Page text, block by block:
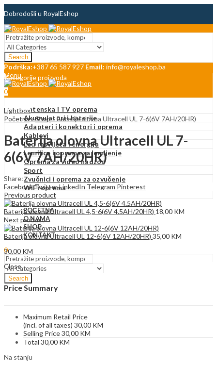
Dobrodošli u RoyalEshop
Blog
Kontakt
Search
Podrška:+387 65 587 927 Email: info@royaleshop.ba
Menu
0
Kategorije proizvoda
Antenska i TV oprema
Akumulatori i baterije
Adapteri i konektori i oprema
Kablovi
Led rasvijeta i energija
Lemilice i oprema za lemljenje
Oprema za video nadzor
Sport
Zvučnici i oprema za ozvučenje
WiFi oprema
POČETNA
O NAMA
SHOP
KONTAKT
0
Search
Lightbox
Početna»Shop»Baterija olovna Ultracell UL 7-6(6V 7AH/20HR)
Baterija olovna Ultracell UL 7-
6(6V 7AH/20HR)
Share:
FacebookTwitterLinkedIn Telegram Pinterest
Previous product
Baterija olovna Ultracell UL 4,5-6(6V 4.5AH/20HR) 18,00 KM
Next product
Baterija olovna Ultracell UL 12-6(6V 12AH/20HR) 35,00 KM
30,00 KM
Close
Price Summary
Maximum Retail Price
(incl. of all taxes) 30,00 KM
Selling Price30,00 KM
Total 30,00 KM
Na stanju